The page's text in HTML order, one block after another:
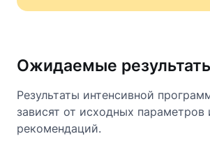
Ожидаемые
Результаты интенсивной
зависят от исходных параметров
рекомендаций.